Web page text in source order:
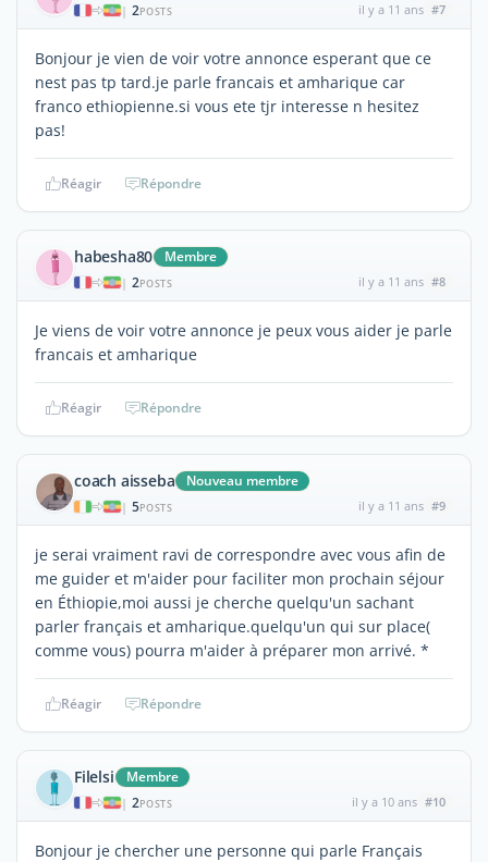
| 2POSTS il y a 11 ans #7
Bonjour je vien de voir votre annonce esperant que ce
nest pas tp tard.je parle francais et amharique car
franco ethiopienne.si vous ete tjr interesse n hesitez
pas!
Réagir Répondre
habesha80 Membre
| 2POSTS il y a 11 ans #8
Je viens de voir votre annonce je peux vous aider je parle
francais et amharique
Réagir Répondre
coach aisseba Nouveau membre
| 5POSTS il y a 11 ans #9
je serai vraiment ravi de correspondre avec vous afin de
me guider et m'aider pour faciliter mon prochain séjour
en Éthiopie,moi aussi je cherche quelqu'un sachant
parler français et amharique.quelqu'un qui sur place(
comme vous) pourra m'aider à préparer mon arrivé. *
Réagir Répondre
Filelsi Membre
| 2POSTS il y a 10 ans #10
Bonjour je chercher une personne qui parle Français